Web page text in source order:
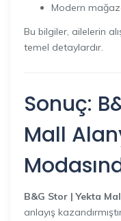
Modern
Bu bilgiler, ailelerin
temel detaylardır.
Sonuç:
Mall
B&G Stor | Yekta
anlayış